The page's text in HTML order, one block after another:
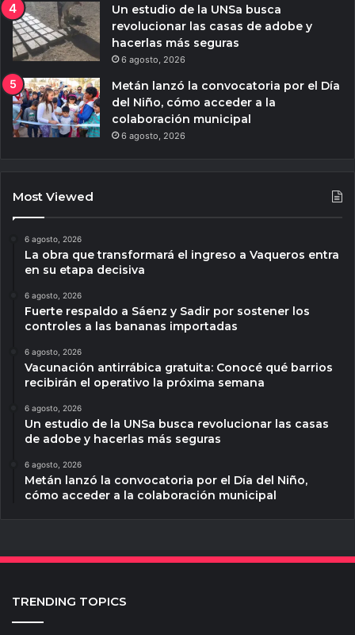
Un estudio de la UNSa busca
revolucionar las casas de adobe y
hacerlas más seguras
6 agosto, 2026
Metán lanzó la convocatoria por el Día
del Niño, cómo acceder a la
colaboración municipal
6 agosto, 2026
Most Viewed
6 agosto, 2026
La obra que transformará el ingreso a Vaqueros entra
en su etapa decisiva
6 agosto, 2026
Fuerte respaldo a Sáenz y Sadir por sostener los
controles a las bananas importadas
6 agosto, 2026
Vacunación antirrábica gratuita: Conocé qué barrios
recibirán el operativo la próxima semana
6 agosto, 2026
Un estudio de la UNSa busca revolucionar las casas
de adobe y hacerlas más seguras
6 agosto, 2026
Metán lanzó la convocatoria por el Día del Niño,
cómo acceder a la colaboración municipal
TRENDING TOPICS